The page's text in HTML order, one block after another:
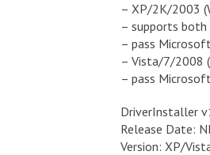
– XP/2K/2003
– supports both
– pass
– Vista/7/2008
– pass
DriverInstaller
Release Date:
Version: XP/